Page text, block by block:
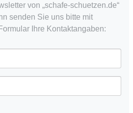
von „schafe-schuetzen.de“
senden Sie uns bitte mit
Ihre Kontaktangaben: